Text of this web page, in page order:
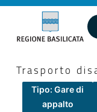
Trasporto
Tipo: Gare di
appalto